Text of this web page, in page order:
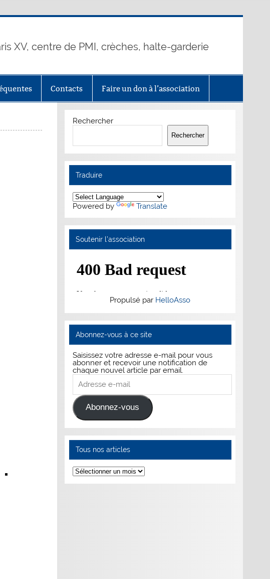
XV, centre de PMI, crèches, halte-garderie
Contacts Faire un don à l’association
Rechercher
Rechercher
Traduire
Powered by Translate
Soutenir l’association
Propulsé par HelloAsso
Abonnez-vous à ce site
Saisissez votre adresse e-mail pour vous
abonner et recevoir une notification de
chaque nouvel article par email.
Adresse
e-
mail
Abonnez-vous
Tous nos articles
Tous
nos
articles